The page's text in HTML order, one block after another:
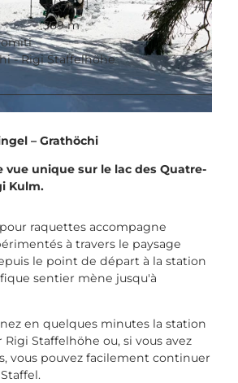
Rigi
1.197 m
369 m
- Rigi Staffelhöhe
– Grathöchi
vue unique sur le lac des Quatre-
Kulm.
raquettes accompagne
à travers le paysage
le point de départ à la station
sentier mène jusqu'à
en quelques minutes la station
Staffelhöhe ou, si vous avez
vous pouvez facilement continuer